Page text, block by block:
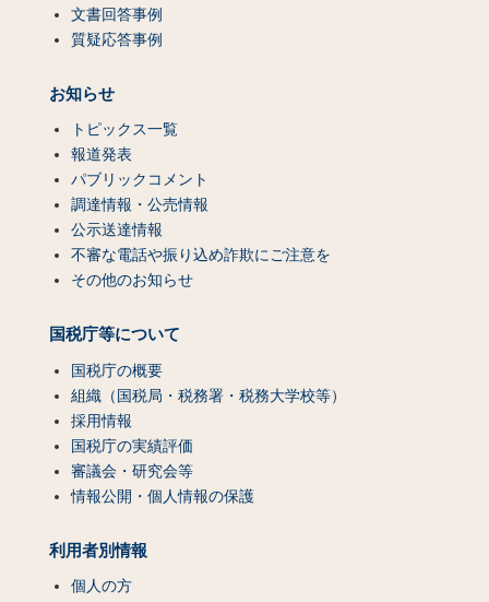
文書回答事例
質疑応答事例
お知らせ
トピックス一覧
報道発表
パブリックコメント
調達情報・公売情報
公示送達情報
不審な電話や振り込め詐欺にご注意を
その他のお知らせ
国税庁等について
国税庁の概要
組織（国税局・税務署・税務大学校等）
採用情報
国税庁の実績評価
審議会・研究会等
情報公開・個人情報の保護
利用者別情報
個人の方